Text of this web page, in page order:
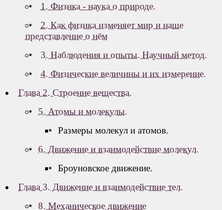
1. Физика - наука о природе.
2. Как физика изменяет мир и наше
представление о нём
3. Наблюдения и опыты. Научный метод.
4. Физические величины и их измерение.
Глава 2. Строение вещества.
5. Атомы и молекулы.
Размеры молекул и атомов.
6. Движение и взаимодействие молекул.
Броуновское движение.
Глава 3. Движение и взаимодействие тел.
8. Механическое движение